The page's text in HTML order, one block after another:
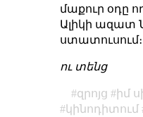
մաքուր օդը
Ալիկի ազատ
ստատուսում։
ու տենց
զրոյց
իմ
կինոդիտում